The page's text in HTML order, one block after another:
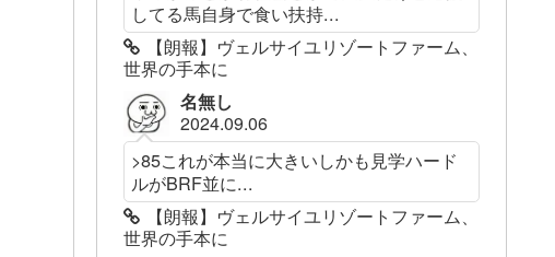
してる馬自身で食い扶持...
【朗報】ヴェルサイユリゾートファーム、
世界の手本に
名無し
2024.09.06
>85これが本当に大きいしかも見学ハード
ルがBRF並に...
【朗報】ヴェルサイユリゾートファーム、
世界の手本に